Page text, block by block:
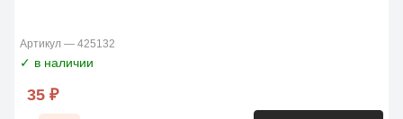
Артикул — 425132
✓ в наличии
35 ₽